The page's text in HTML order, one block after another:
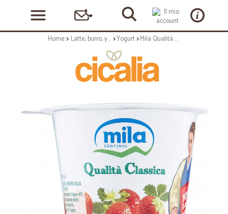
Home Latte, burro, yogurt Yogurt Mila Qualità Classica Fragola 125 gr.